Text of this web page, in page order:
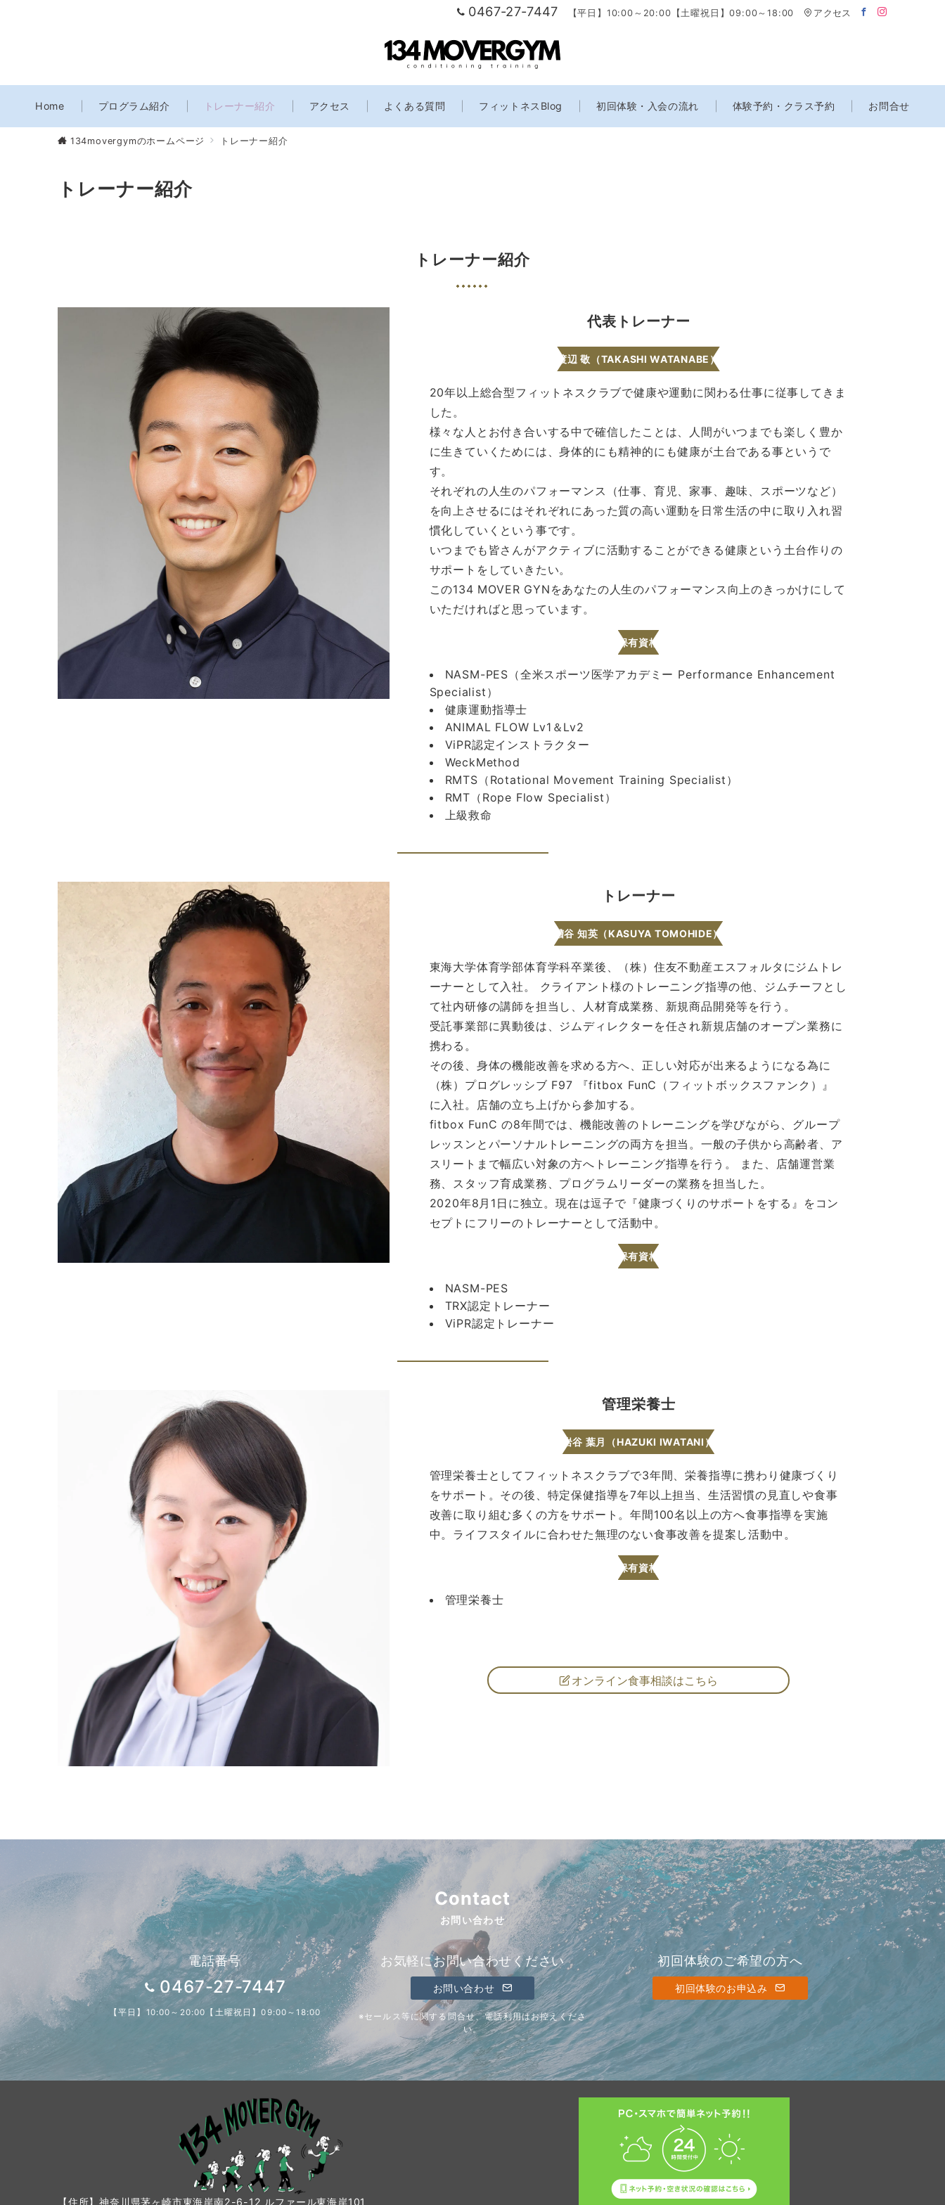
0467-27-7447 【平日】10:00～20:00【土曜祝日】09:00～18:00 アクセス
Home プログラム紹介 トレーナー紹介 アクセス よくある質問 フィットネスBlog 初回体験・入会の流れ 体験予約・クラス予約 お問合せ
134movergymのホームページ トレーナー紹介
トレーナー紹介
トレーナー紹介
代表トレーナー
渡辺 敬（TAKASHI WATANABE）
20年以上総合型フィットネスクラブで健康や運動に関わる仕事に従事してきま
した。
様々な人とお付き合いする中で確信したことは、人間がいつまでも楽しく豊か
に生きていくためには、身体的にも精神的にも健康が土台である事というで
す。
それぞれの人生のパフォーマンス（仕事、育児、家事、趣味、スポーツなど）
を向上させるにはそれぞれにあった質の高い運動を日常生活の中に取り入れ習
慣化していくという事です。
いつまでも皆さんがアクティブに活動することができる健康という土台作りの
サポートをしていきたい。
この134 MOVER GYNをあなたの人生のパフォーマンス向上のきっかけにして
いただければと思っています。
保有資格
NASM-PES（全米スポーツ医学アカデミー Performance Enhancement
Specialist）
健康運動指導士
ANIMAL FLOW Lv1＆Lv2
ViPR認定インストラクター
WeckMethod
RMTS（Rotational Movement Training Specialist）
RMT（Rope Flow Specialist）
上級救命
トレーナー
糟谷 知英（KASUYA TOMOHIDE）
東海大学体育学部体育学科卒業後、（株）住友不動産エスフォルタにジムトレ
ーナーとして入社。 クライアント様のトレーニング指導の他、ジムチーフとし
て社内研修の講師を担当し、人材育成業務、新規商品開発等を行う。
受託事業部に異動後は、ジムディレクターを任され新規店舗のオープン業務に
携わる。
その後、身体の機能改善を求める方へ、正しい対応が出来るようになる為に
（株）プログレッシブ F97 『fitbox FunC（フィットボックスファンク）』
に入社。店舗の立ち上げから参加する。
fitbox FunC の8年間では、機能改善のトレーニングを学びながら、グループ
レッスンとパーソナルトレーニングの両方を担当。一般の子供から高齢者、ア
スリートまで幅広い対象の方へトレーニング指導を行う。 また、店舗運営業
務、スタッフ育成業務、プログラムリーダーの業務を担当した。
2020年8月1日に独立。現在は逗子で『健康づくりのサポートをする』をコン
セプトにフリーのトレーナーとして活動中。
保有資格
NASM-PES
TRX認定トレーナー
ViPR認定トレーナー
管理栄養士
岩谷 葉月（HAZUKI IWATANI）
管理栄養士としてフィットネスクラブで3年間、栄養指導に携わり健康づくり
をサポート。その後、特定保健指導を7年以上担当、生活習慣の見直しや食事
改善に取り組む多くの方をサポート。年間100名以上の方へ食事指導を実施
中。ライフスタイルに合わせた無理のない食事改善を提案し活動中。
保有資格
管理栄養士
オンライン食事相談はこちら
Contact
お問い合わせ
電話番号
0467-27-7447
【平日】10:00～20:00【土曜祝日】09:00～18:00
お気軽にお問い合わせください
お問い合わせ
※セールス等に関する問合せ、電話利用はお控えくださ
い。
初回体験のご希望の方へ
初回体験のお申込み
【住所】神奈川県茅ヶ崎市東海岸南2-6-12 ルファール東海岸101
初回体験のお申込み